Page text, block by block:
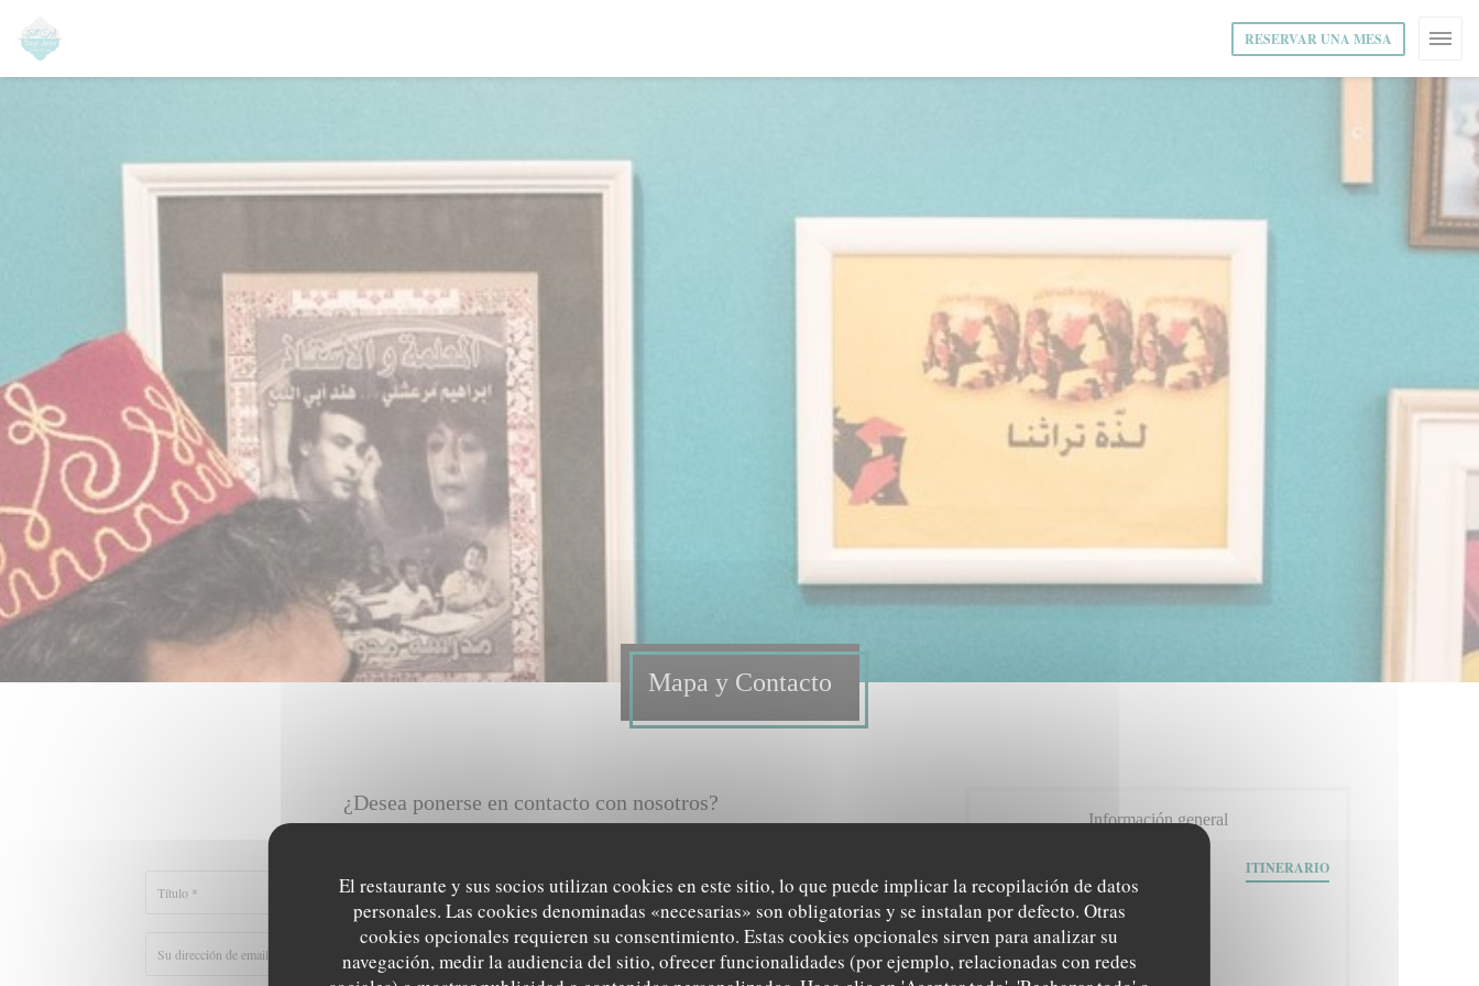
El restaurante y sus socios utilizan cookies en este sitio, lo que puede implicar la recopilación de datos
personales. Las cookies denominadas «necesarias» son obligatorias y se instalan por defecto. Otras
cookies opcionales requieren su consentimiento. Estas cookies opcionales sirven para analizar su
navegación, medir la audiencia del sitio, ofrecer funcionalidades (por ejemplo, relacionadas con redes
RESERVAR UNA MESA
Mapa y Contacto
¿Desea ponerse en contacto con nosotros?
Información general
75012 Paris
ITINERARIO
Metro
Daumesnil - Dugommier Ligne 6 - 8
Autobús